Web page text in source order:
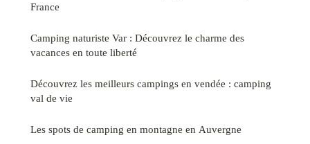
France
Camping naturiste Var : Découvrez le charme des
vacances en toute liberté
Découvrez les meilleurs campings en vendée : camping
val de vie
Les spots de camping en montagne en Auvergne